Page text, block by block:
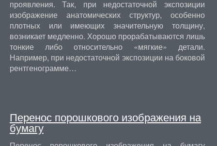
проявления. Так, при недостаточной экспозиции
изображение анатомических структур, особенно
плотных или имеющих значительную толщину,
возникает медленно. Хорошо прорабатываются лишь
тонкие либо относительно «мягкие» детали.
Например, при недостаточной экспозиции на боковой
рентгенограмме…
Перенос порошкового изображения на
бумагу